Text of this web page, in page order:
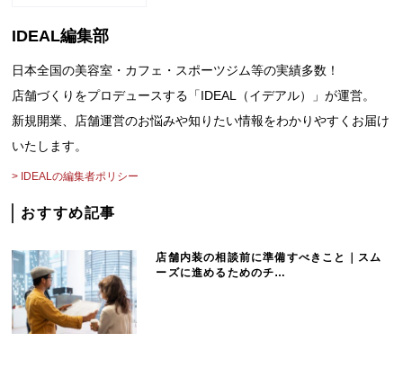
IDEAL編集部
日本全国の美容室・カフェ・スポーツジム等の実績多数！
店舗づくりをプロデュースする「IDEAL（イデアル）」が運営。
新規開業、店舗運営のお悩みや知りたい情報をわかりやすくお届け
いたします。
> IDEALの編集者ポリシー
おすすめ記事
店舗内装の相談前に準備すべきこと｜スム
ーズに進めるためのチ…